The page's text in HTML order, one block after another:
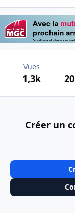
Vues
1,3k
Créer un